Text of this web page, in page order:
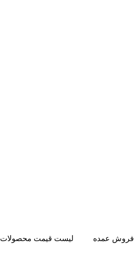
فروش عمده لیست قیمت محصولات